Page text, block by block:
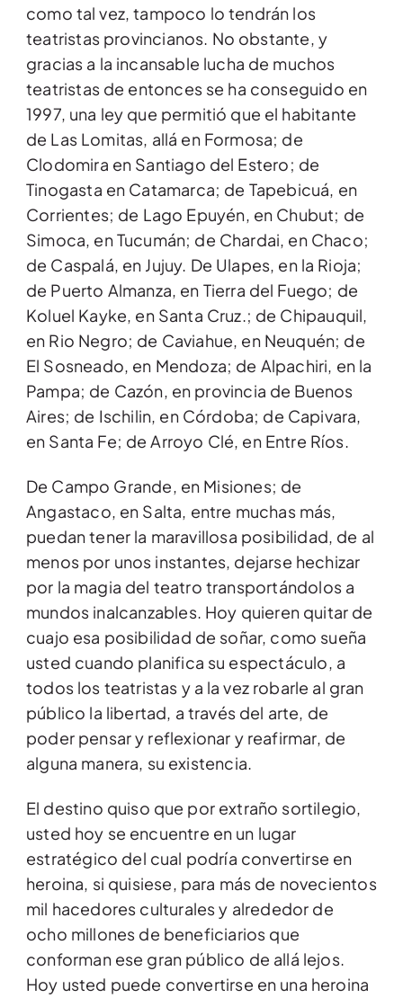
como tal vez, tampoco lo tendrán los
teatristas provincianos. No obstante, y
gracias a la incansable lucha de muchos
teatristas de entonces se ha conseguido en
1997, una ley que permitió que el habitante
de Las Lomitas, allá en Formosa; de
Clodomira en Santiago del Estero; de
Tinogasta en Catamarca; de Tapebicuá, en
Corrientes; de Lago Epuyén, en Chubut; de
Simoca, en Tucumán; de Chardai, en Chaco;
de Caspalá, en Jujuy. De Ulapes, en la Rioja;
de Puerto Almanza, en Tierra del Fuego; de
Koluel Kayke, en Santa Cruz.; de Chipauquil,
en Rio Negro; de Caviahue, en Neuquén; de
El Sosneado, en Mendoza; de Alpachiri, en la
Pampa; de Cazón, en provincia de Buenos
Aires; de Ischilin, en Córdoba; de Capivara,
en Santa Fe; de Arroyo Clé, en Entre Ríos.
De Campo Grande, en Misiones; de
Angastaco, en Salta, entre muchas más,
puedan tener la maravillosa posibilidad, de al
menos por unos instantes, dejarse hechizar
por la magia del teatro transportándolos a
mundos inalcanzables. Hoy quieren quitar de
cuajo esa posibilidad de soñar, como sueña
usted cuando planifica su espectáculo, a
todos los teatristas y a la vez robarle al gran
público la libertad, a través del arte, de
poder pensar y reflexionar y reafirmar, de
alguna manera, su existencia.
El destino quiso que por extraño sortilegio,
usted hoy se encuentre en un lugar
estratégico del cual podría convertirse en
heroina, si quisiese, para más de novecientos
mil hacedores culturales y alrededor de
ocho millones de beneficiarios que
conforman ese gran público de allá lejos.
Hoy usted puede convertirse en una heroina